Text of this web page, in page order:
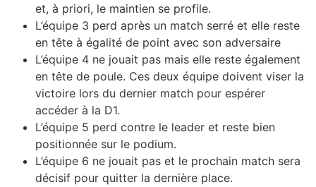
et, à priori, le maintien se profile.
L’équipe 3 perd après un match serré et elle reste
en tête à égalité de point avec son adversaire
L’équipe 4 ne jouait pas mais elle reste également
en tête de poule. Ces deux équipe doivent viser la
victoire lors du dernier match pour espérer
accéder à la D1.
L’équipe 5 perd contre le leader et reste bien
positionnée sur le podium.
L’équipe 6 ne jouait pas et le prochain match sera
décisif pour quitter la dernière place.